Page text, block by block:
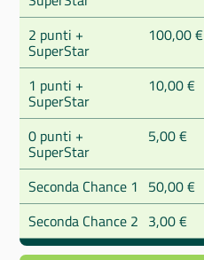
2 punti +
SuperStar
100,00 €
1 punti +
SuperStar
10,00 €
0 punti +
SuperStar
5,00 €
Seconda Chance 1 50,00 €
Seconda Chance 2 3,00 €